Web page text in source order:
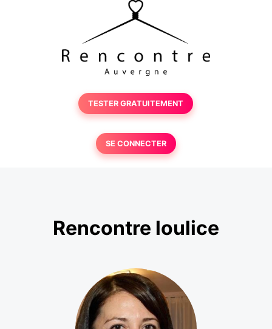
TESTER GRATUITEMENT
SE CONNECTER
Rencontre loulice